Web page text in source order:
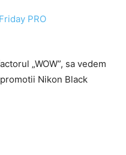
„WOW”, sa vedem
Nikon Black